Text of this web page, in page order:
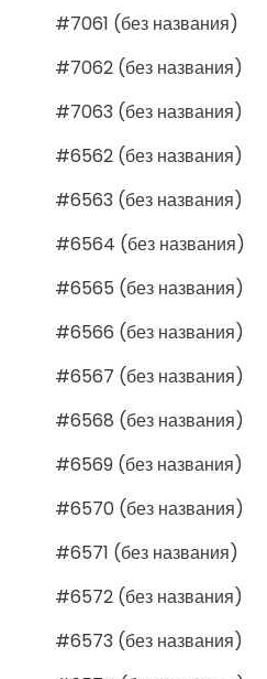
#7061 (без названия)
#7062 (без названия)
#7063 (без названия)
#6562 (без названия)
#6563 (без названия)
#6564 (без названия)
#6565 (без названия)
#6566 (без названия)
#6567 (без названия)
#6568 (без названия)
#6569 (без названия)
#6570 (без названия)
#6571 (без названия)
#6572 (без названия)
#6573 (без названия)